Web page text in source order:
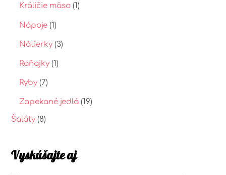
Králičie mäso(1)
Nápoje(1)
Nátierky(3)
Raňajky(1)
Ryby(7)
Zapekané jedlá(19)
Šaláty (8)
Vyskúšajte aj